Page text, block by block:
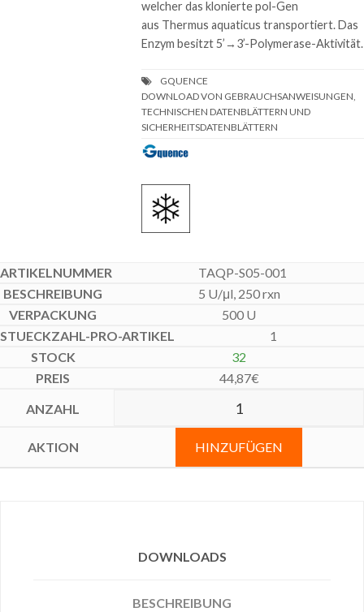
welcher das klonierte pol-Gen
aus Thermus aquaticus transportiert. Das
Enzym besitzt 5’→3’-Polymerase-Aktivität.
DOWNLOAD VON GEBRAUCHSANWEISUNGEN,
TECHNISCHEN DATENBLÄTTERN UND
SICHERHEITSDATENBLÄTTERN
TAQP-S05-001
5 U/μl, 250 rxn
500 U
1
32
44,87€
HINZUFÜGEN
DOWNLOADS
BESCHREIBUNG